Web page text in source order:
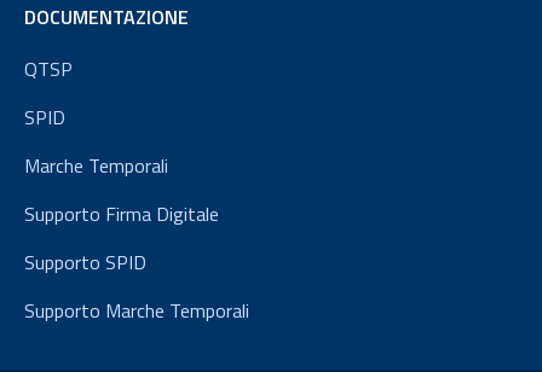
DOCUMENTAZIONE
QTSP
SPID
Marche Temporali
Supporto Firma Digitale
Supporto SPID
Supporto Marche Temporali